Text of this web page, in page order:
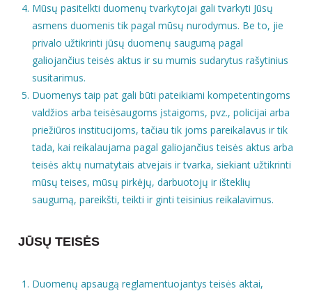
Mūsų pasitelkti duomenų tvarkytojai gali tvarkyti Jūsų
asmens duomenis tik pagal mūsų nurodymus. Be to, jie
privalo užtikrinti jūsų duomenų saugumą pagal
galiojančius teisės aktus ir su mumis sudarytus rašytinius
susitarimus.
Duomenys taip pat gali būti pateikiami kompetentingoms
valdžios arba teisėsaugoms įstaigoms, pvz., policijai arba
priežiūros institucijoms, tačiau tik joms pareikalavus ir tik
tada, kai reikalaujama pagal galiojančius teisės aktus arba
teisės aktų numatytais atvejais ir tvarka, siekiant užtikrinti
mūsų teises, mūsų pirkėjų, darbuotojų ir išteklių
saugumą, pareikšti, teikti ir ginti teisinius reikalavimus.
JŪSŲ TEISĖS
Duomenų apsaugą reglamentuojantys teisės aktai,